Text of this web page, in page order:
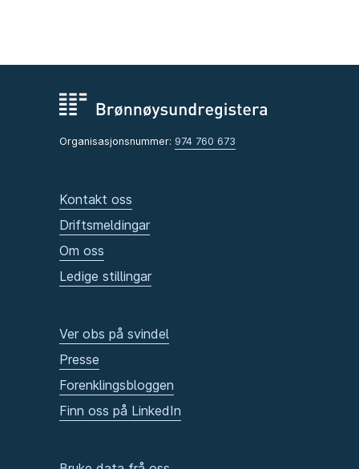
Organisasjonsnummer: 974 760 673
Kontakt oss
Driftsmeldingar
Om oss
Ledige stillingar
Ver obs på svindel
Presse
Forenklingsbloggen
Finn oss på LinkedIn